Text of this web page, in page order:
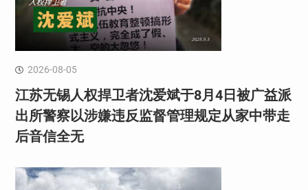
2026-08-05
江苏无锡人权捍卫者沈爱斌于8月4日被广益派
出所警察以涉嫌违反监督管理规定从家中带走
后音信全无